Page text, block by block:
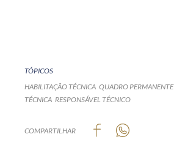
TÓPICOS
HABILITAÇÃO TÉCNICA QUADRO PERMANENTE
TÉCNICA RESPONSÁVEL TÉCNICO
COMPARTILHAR